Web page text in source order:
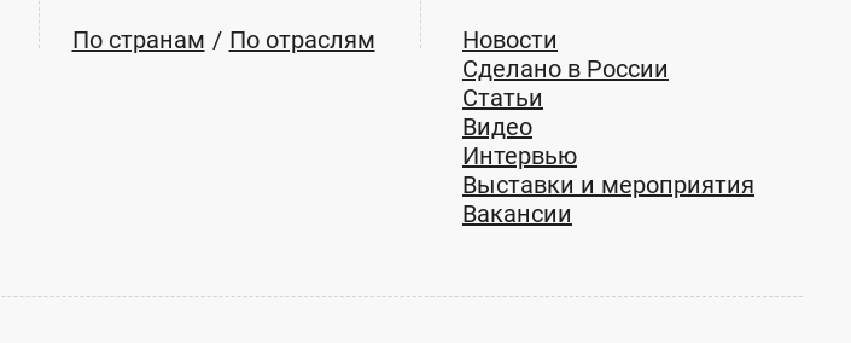
По странам
По отраслям
Новости
Сделано в России
Статьи
Видео
Интервью
Выставки и мероприятия
Вакансии